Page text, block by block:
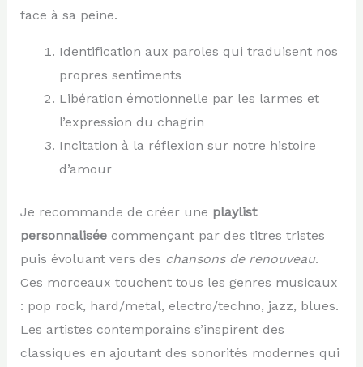
face à sa peine.
Identification aux paroles qui traduisent nos
propres sentiments
Libération émotionnelle par les larmes et
l’expression du chagrin
Incitation à la réflexion sur notre histoire
d’amour
Je recommande de créer une playlist
personnaliséecommençant par des titres tristes
puis évoluant vers des chansons de renouveau.
Ces morceaux touchent tous les genres musicaux
: pop rock, hard/metal, electro/techno, jazz, blues.
Les artistes contemporains s’inspirent des
classiques en ajoutant des sonorités modernes qui